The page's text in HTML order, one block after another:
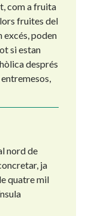
com a fruita
fruites del
excés, poden
si estan
després
nord de
ja
quatre mil